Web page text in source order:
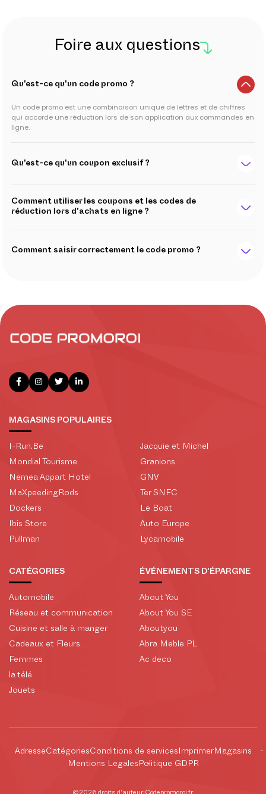
Foire aux questions
Qu'est-ce qu'un code promo ?
Un code promo est une combinaison unique de lettres et de chiffres
qui accorde une réduction lors de son application aux commandes en
ligne.
Qu'est-ce qu'un coupon exclusif ?
Comment utiliser les coupons et les codes de
réduction lors d'achats en ligne ?
Comment saisir correctement le code promo ?
MAGASINS POPULAIRES
I-Run.Be
Mondial Tourisme
Nemea Appart Hotel
MaXpeedingRods
Dockers
Ibis Store
Pullman
Jacquie et Michel
Granions
GNV
Ter SNFC
Le Boat
Auto Europe
Lycamobile
CATÉGORIES
Automobile
Réseau et communication
Cuisine et salle à manger
Cadeaux et Fleurs
Femmes
la télé
Jouets
ÉVÉNEMENTS D'ÉPARGNE
About You
About You SE
Aboutyou
Abra Meble PL
Ac deco
Adresse Catégories Conditions de services Imprimer Magasins
Mentions Legales Politique GDPR